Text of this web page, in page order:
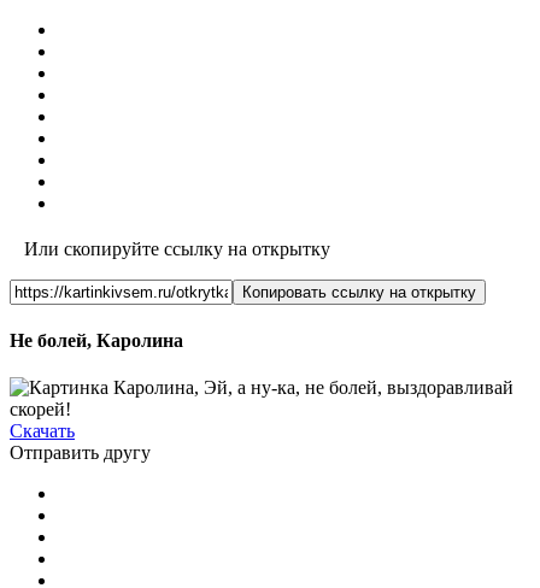
Или скопируйте ссылку на открытку
Копировать ссылку на открытку
Не болей, Каролина
Скачать
Отправить другу